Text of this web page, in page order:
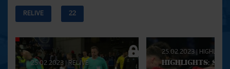
JETZT ZUM ABO
RELIVE 22
Aktuelle
Playlist
25.02.2023 RELIVE
25.02.2023 HIGHLIGHT
HIGHLIGHTS: SV